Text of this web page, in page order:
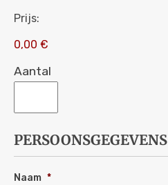
Prijs:
0,00 €
Aantal
PERSOONSGEGEVENS
Naam *